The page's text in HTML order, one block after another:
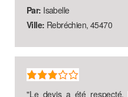
Par: Isabelle
Ville: Rebréchien, 45470
"Le devis a été